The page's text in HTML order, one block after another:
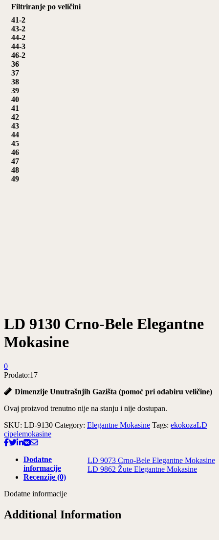
Filtriranje po veličini
41-2
43-2
44-2
44-3
46-2
36
37
38
39
40
41
42
43
44
45
46
47
48
49
LD 9130 Crno-Bele Elegantne
Mokasine
0
Prodato:17
Dimenzije Unutrašnjih Gazišta (pomoć pri odabiru veličine)
Ovaj proizvod trenutno nije na stanju i nije dostupan.
SKU: LD-9130 Category: Elegantne Mokasine Tags: ekokozaLD
cipelemokasine
LD 9073 Crno-Bele Elegantne Mokasine
LD 9862 Žute Elegantne Mokasine
Dodatne
informacije
Recenzije (0)
Dodatne informacije
Additional Information